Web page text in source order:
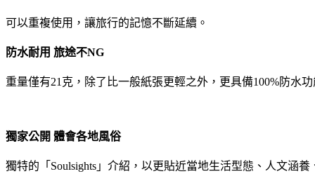
可以重複使用，讓旅行的記憶不斷延續。
防水耐用 旅途不NG
重量僅有21克，除了比一般紙張更輕之外，更具備100%防水
獨家公開 體會各地風俗
獨特的「Soulsights」介紹，以更貼近當地生活型態、人文涵養